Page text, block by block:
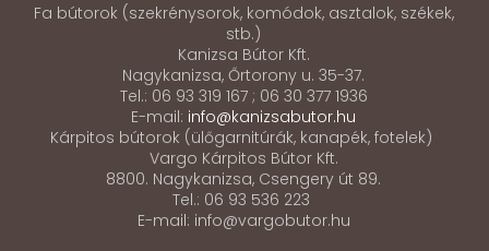
Fa bútorok (szekrénysorok, komódok, asztalok, székek,
stb.)
Kanizsa Bútor Kft.
Nagykanizsa, Őrtorony u. 35-37.
Tel.: 06 93 319 167 ; 06 30 377 1936
E-mail: info@kanizsabutor.hu
Kárpitos bútorok (ülőgarnitúrák, kanapék, fotelek)
Vargo Kárpitos Bútor Kft.
8800. Nagykanizsa, Csengery út 89.
Tel.: 06 93 536 223
E-mail: info@vargobutor.hu